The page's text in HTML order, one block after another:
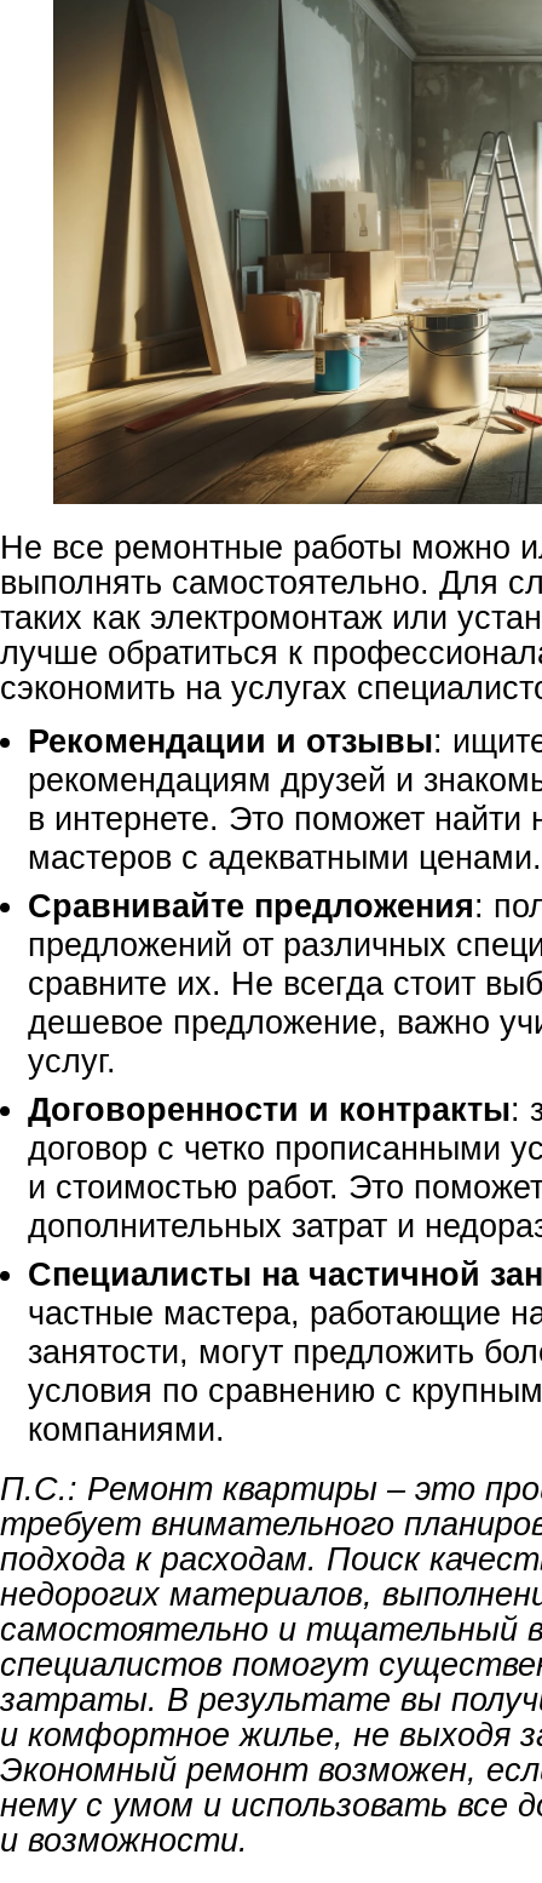
Не все ремонтные работы можно
выполнять самостоятельно. Для
таких как электромонтаж или
лучше обратиться к
сэкономить на услугах
Рекомендации и отзывы:
рекомендациям друзей и
в интернете. Это поможет найти
мастеров с адекватными ценами.
Сравнивайте предложения:
предложений от различных
сравните их. Не всегда стоит
дешевое предложение, важно
услуг.
Договоренности и контракты:
договор с четко прописанными
и стоимостью работ. Это
дополнительных затрат и
Специалисты на частичной
частные мастера, работающие
занятости, могут предложить
условия по сравнению с
компаниями.
П.С.: Ремонт квартиры – это
требует внимательного
подхода к расходам. Поиск
недорогих материалов,
самостоятельно и тщательный
специалистов помогут
затраты. В результате вы
и комфортное жилье, не выходя
Экономный ремонт возможен,
нему с умом и использовать все
и возможности.